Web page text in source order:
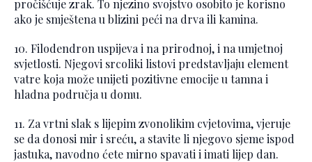
pročišćuje zrak. To njezino svojstvo osobito je korisno
ako je smještena u blizini peći na drva ili kamina.
10. Filodendron uspijeva i na prirodnoj, i na umjetnoj
svjetlosti. Njegovi srcoliki listovi predstavljaju element
vatre koja može unijeti pozitivne emocije u tamna i
hladna područja u domu.
11. Za vrtni slak s lijepim zvonolikim cvjetovima, vjeruje
se da donosi mir i sreću, a stavite li njegovo sjeme ispod
jastuka, navodno ćete mirno spavati i imati lijep dan.